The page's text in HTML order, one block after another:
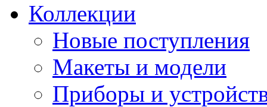
Коллекции
Новые поступления
Макеты и модели
Приборы и